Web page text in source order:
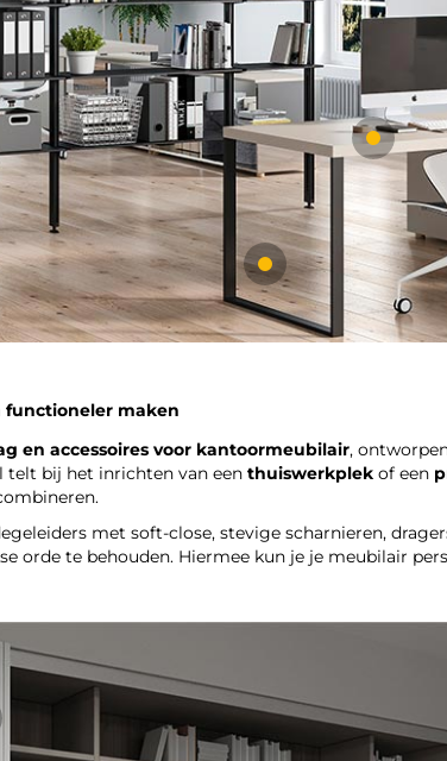
functioneler maken
en accessoires voor kantoormeubilair,
telt bij het inrichten van een thuiswerkplek of een
met soft-close, stevige scharnieren,
orde te behouden. Hiermee kun je je meubilair